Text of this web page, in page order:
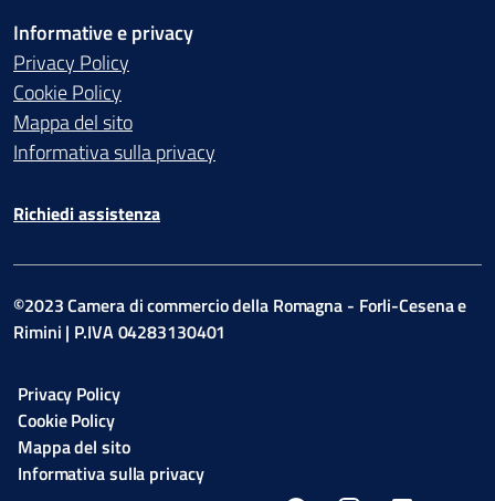
Informative e privacy
Privacy Policy
Cookie Policy
Mappa del sito
Informativa sulla privacy
Richiedi assistenza
©2023 Camera di commercio della Romagna - Forli-Cesena e
Rimini | P.IVA 04283130401
Privacy Policy
Cookie Policy
Mappa del sito
Informativa sulla privacy